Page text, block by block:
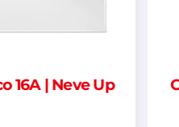
Sobrepuesto Riel Din